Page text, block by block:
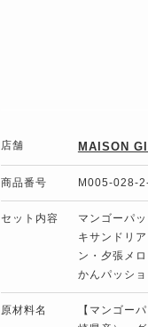
店舗 MAISON
商品番号 M005-028-
セット内容
マンゴーパ
キサンドリ
ン・夕張メ
かんパッシ
原材料名
【マンゴー